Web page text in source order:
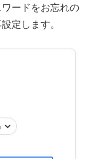
ードをお忘れの
定します。